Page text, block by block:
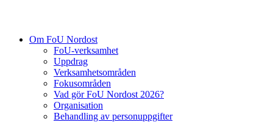
Om FoU Nordost
FoU-verksamhet
Uppdrag
Verksamhetsområden
Fokusområden
Vad gör FoU Nordost 2026?
Organisation
Behandling av personuppgifter